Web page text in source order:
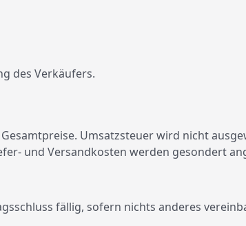
des Verkäufers.
Umsatzsteuer wird nicht
und Versandkosten werden gesondert
fällig, sofern nichts anderes